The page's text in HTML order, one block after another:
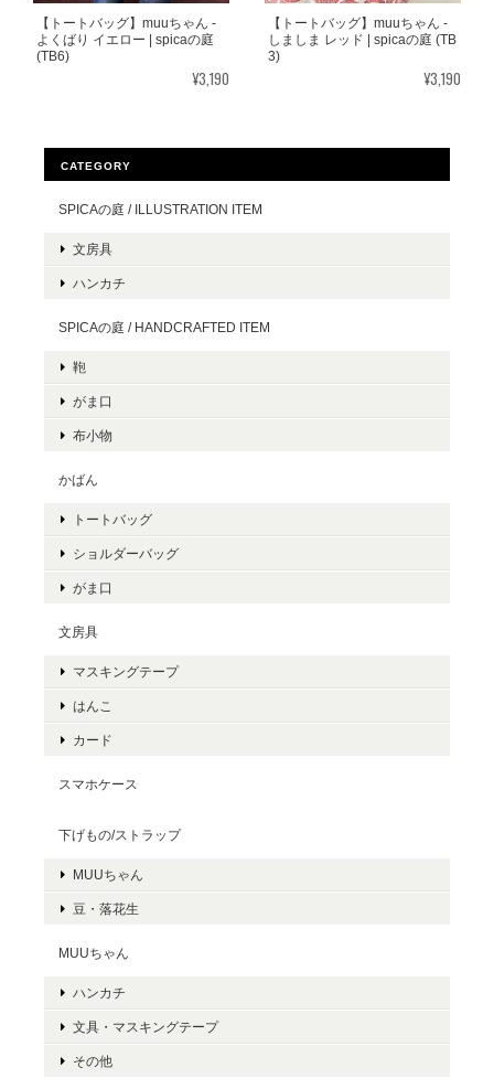
【トートバッグ】muuちゃん -
よくばり イエロー | spicaの庭
(TB6)
¥3,190
【トートバッグ】muuちゃん -
しましま レッド | spicaの庭 (TB
3)
¥3,190
CATEGORY
SPICAの庭 / ILLUSTRATION ITEM
文房具
ハンカチ
SPICAの庭 / HANDCRAFTED ITEM
鞄
がま口
布小物
かばん
トートバッグ
ショルダーバッグ
がま口
文房具
マスキングテープ
はんこ
カード
スマホケース
下げもの/ストラップ
MUUちゃん
豆・落花生
MUUちゃん
ハンカチ
文具・マスキングテープ
その他